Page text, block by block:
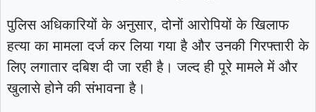
पुलिस अधिकारियों के अनुसार, दोनों आरोपियों के खिलाफ
हत्या का मामला दर्ज कर लिया गया है और उनकी गिरफ्तारी के
लिए लगातार दबिश दी जा रही है। जल्द ही पूरे मामले में और
खुलासे होने की संभावना है।